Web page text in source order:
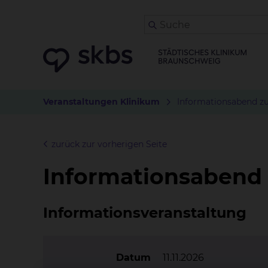
Veranstaltungen Klinikum Informationsabend
zurück zur vorherigen Seite
Informationsveranstaltung
Datum
11.11.2026